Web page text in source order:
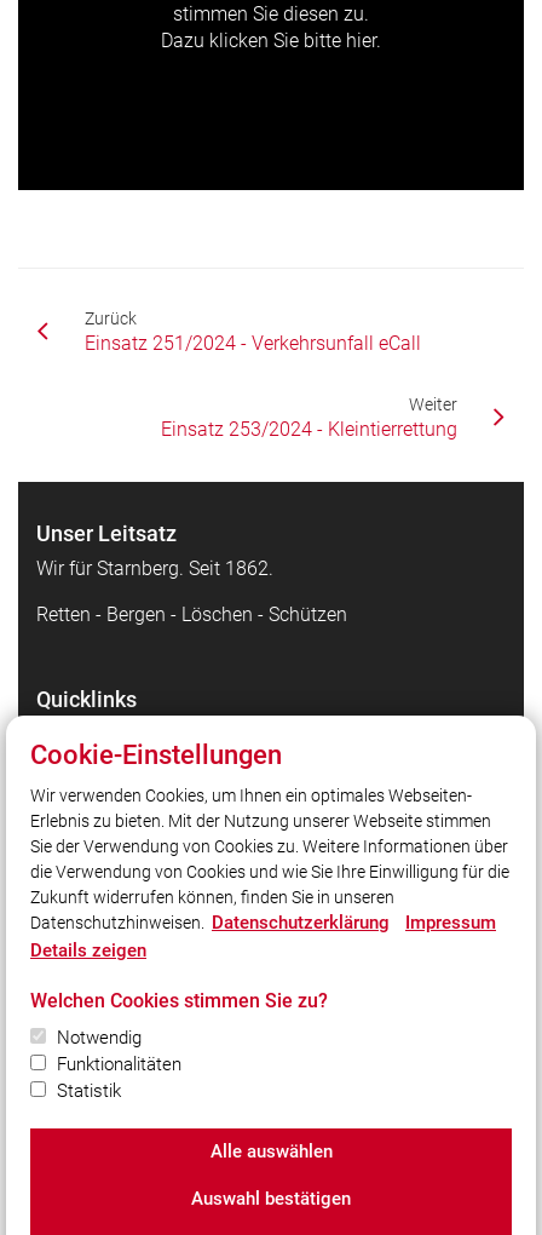
stimmen Sie diesen zu.
Dazu klicken Sie bitte hier.
Zurück
Einsatz 251/2024 - Verkehrsunfall eCall
Weiter
Einsatz 253/2024 - Kleintierrettung
Unser Leitsatz
Wir für Starnberg. Seit 1862.
Retten - Bergen - Löschen - Schützen
Quicklinks
Instagram - Bilder unserer Arbeit
TikTok - Kurzvideos zu unserer Arbeit
Stadt Starnberg
Kreisfeuerwehrverband Starnberg
Social Media
Bleiben Sie mit uns in Kontakt und vernetzen Sie sich
mit uns!
© 2026 Freiwillige Feuerwehr Starnberg, gegr. 1862 e.V.
Datenschutz|Cookie-Einstellungen
Cookie-Einstellungen
Wir verwenden Cookies, um Ihnen ein optimales Webseiten-
Erlebnis zu bieten. Mit der Nutzung unserer Webseite stimmen
Sie der Verwendung von Cookies zu. Weitere Informationen über
die Verwendung von Cookies und wie Sie Ihre Einwilligung für die
Zukunft widerrufen können, finden Sie in unseren
Datenschutzhinweisen. Datenschutzerklärung
Impressum
Details zeigen
Welchen Cookies stimmen Sie zu?
Notwendig
Funktionalitäten
Statistik
Alle auswählen
Auswahl bestätigen